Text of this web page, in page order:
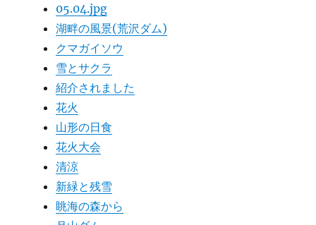
05.04.jpg
湖畔の風景(荒沢ダム)
クマガイソウ
雪とサクラ
紹介されました
花火
山形の日食
花火大会
清涼
新緑と残雪
眺海の森から